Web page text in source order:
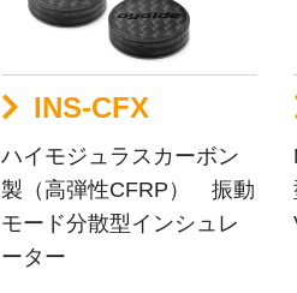
INS-CFX
ハイモジュラスカーボン
製（高弾性CFRP） 振動
モード分散型インシュレ
ーター